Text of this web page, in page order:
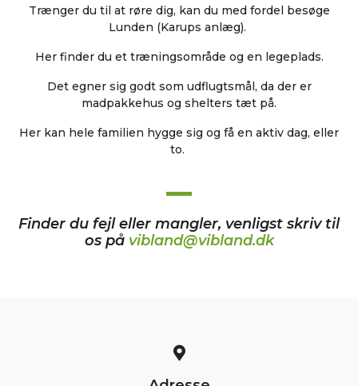
Trænger du til at røre dig, kan du med fordel besøge
Lunden (Karups anlæg).
Her finder du et træningsområde og en legeplads.
Det egner sig godt som udflugtsmål, da der er
madpakkehus og shelters tæt på.
Her kan hele familien hygge sig og få en aktiv dag, eller
to.
Finder du fejl eller mangler, venligst skriv til
os på vibland@vibland.dk